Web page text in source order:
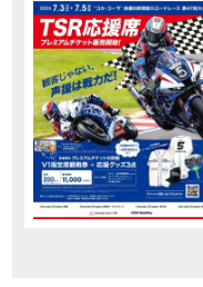
NEW BIKE よりスポーテ
NEW BIKE Neo Sports Café
NEW BIKE フルモデルチェン
NEWS 国内販売を予定するグ
NEW BIKE 「CRF250L」